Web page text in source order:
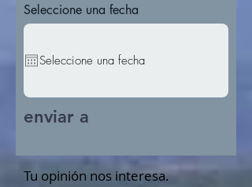
Seleccione una fecha
enviar a
Tu opinión nos interesa.